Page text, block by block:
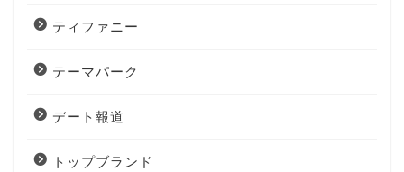
ティファニー
テーマパーク
デート報道
トップブランド